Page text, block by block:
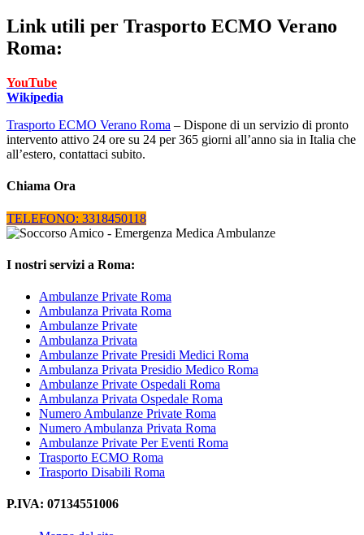
Link utili per Trasporto ECMO Verano
Roma:
YouTube
Wikipedia
Trasporto ECMO Verano Roma – Dispone di un servizio di pronto
intervento attivo 24 ore su 24 per 365 giorni all’anno sia in Italia che
all’estero, contattaci subito.
Chiama Ora
TELEFONO: 3318450118
I nostri servizi a Roma:
Ambulanze Private Roma
Ambulanza Privata Roma
Ambulanze Private
Ambulanza Privata
Ambulanze Private Presidi Medici Roma
Ambulanza Privata Presidio Medico Roma
Ambulanze Private Ospedali Roma
Ambulanza Privata Ospedale Roma
Numero Ambulanze Private Roma
Numero Ambulanza Privata Roma
Ambulanze Private Per Eventi Roma
Trasporto ECMO Roma
Trasporto Disabili Roma
P.IVA: 07134551006